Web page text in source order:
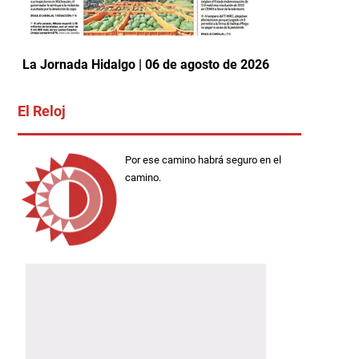
La Jornada Hidalgo | 06 de agosto de 2026
El Reloj
Por ese camino habrá seguro en el
camino.